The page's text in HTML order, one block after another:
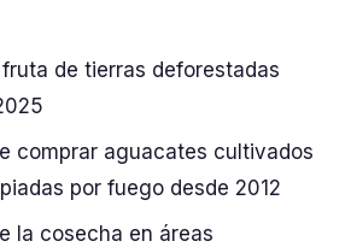
de tierras deforestadas
comprar aguacates cultivados
por fuego desde 2012
la cosecha en áreas